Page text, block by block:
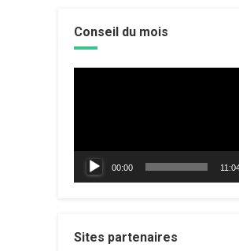
Conseil du mois
00:00
Sites partenaires